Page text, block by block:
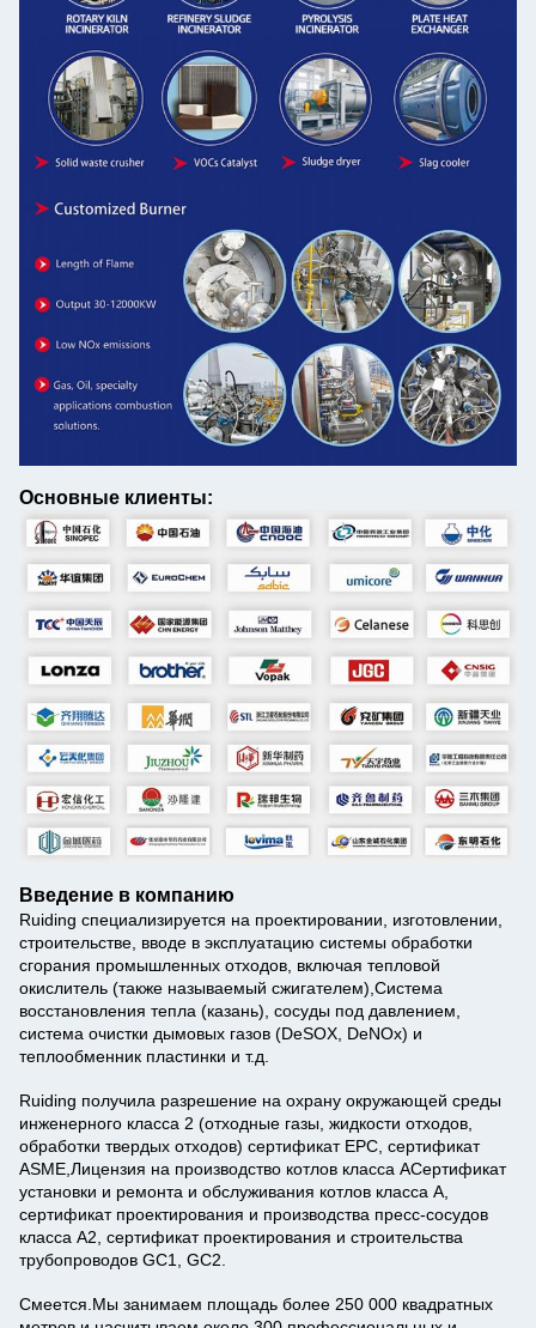
Основные клиенты:
Введение в компанию
Ruiding специализируется на проектировании, изготовлении,
строительстве, вводе в эксплуатацию системы обработки
сгорания промышленных отходов, включая тепловой
окислитель (также называемый сжигателем),Система
восстановления тепла (казань), сосуды под давлением,
система очистки дымовых газов (DeSOX, DeNOx) и
теплообменник пластинки и т.д.
Ruiding получила разрешение на охрану окружающей среды
инженерного класса 2 (отходные газы, жидкости отходов,
обработки твердых отходов) сертификат EPC, сертификат
ASME,Лицензия на производство котлов класса АСертификат
установки и ремонта и обслуживания котлов класса А,
сертификат проектирования и производства пресс-сосудов
класса А2, сертификат проектирования и строительства
трубопроводов GC1, GC2.
Смеется. Мы занимаем площадь более 250 000 квадратных